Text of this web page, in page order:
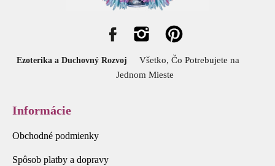
Ezoterika a Duchovný Rozvoj
Všetko, Čo Potrebujete na
Jednom Mieste
Informácie
Obchodné podmienky
Spôsob platby a dopravy